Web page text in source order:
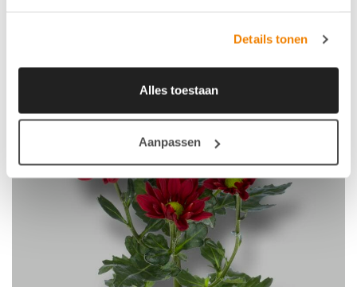
Details tonen
Alles toestaan
Aanpassen